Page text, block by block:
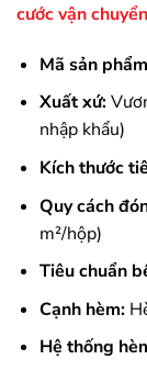
cước vận
Mã sản
Xuất xứ:
nhập khẩu)
Kích thước
Quy cách
m²/hộp)
Tiêu chuẩn
Cạnh hèm:
Hệ thống